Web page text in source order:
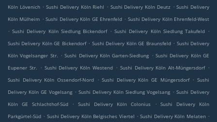
Köln Lövenich . Sushi Delivery Köln Riehl . Sushi Delivery Köln Deutz . Sushi Delivery
Köln Mülheim . Sushi Delivery Köln GE Ehrenfeld . Sushi Delivery Köln Ehrenfeld-West
. Sushi Delivery Köln Siedlung Bickendorf . Sushi Delivery Köln Siedlung Takufeld .
Sushi Delivery Köln GE Bickendorf . Sushi Delivery Köln GE Braunsfeld . Sushi Delivery
Köln Vogelsanger Str. . Sushi Delivery Köln Garten-Siedlung . Sushi Delivery Köln GE
Eupener Str.
. Sushi Delivery Köln Westend . Sushi Delivery Köln Alt-Müngersdorf .
Sushi Delivery Köln Ossendorf-Nord
. Sushi Delivery Köln GE Müngersdorf . Sushi
Delivery Köln GE Vogelsang . Sushi Delivery Köln Siedlung Vogelsang . Sushi Delivery
Köln GE Schlachthof-Süd
. Sushi Delivery Köln Colonius .
Sushi Delivery Köln
Parkgürtel-Süd . Sushi Delivery Köln Belgisches Viertel . Sushi Delivery Köln Melaten .